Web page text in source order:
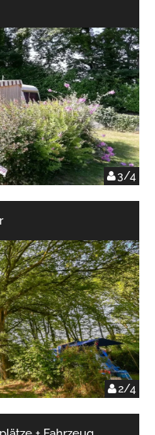
3/4
2/4